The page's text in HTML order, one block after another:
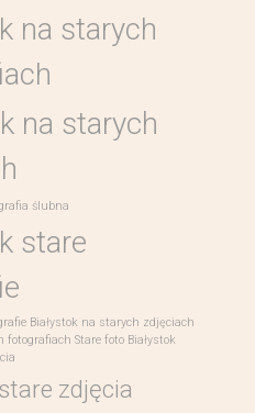
na starych
na starych
ślubna
stare
Białystok na starych zdjęciach
fotografiach Stare foto Białystok
zdjęcia